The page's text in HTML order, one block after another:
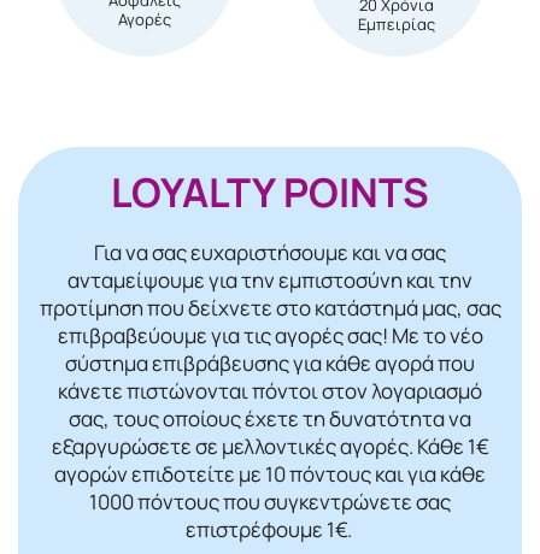
Αγορές
20 Χρόνια
Εμπειρίας
LOYALTY POINTS
Για να σας ευχαριστήσουμε και να σας
ανταμείψουμε για την εμπιστοσύνη και την
προτίμηση που δείχνετε στο κατάστημά μας, σας
επιβραβεύουμε για τις αγορές σας! Mε το νέο
σύστημα επιβράβευσης για κάθε αγορά που
κάνετε πιστώνονται πόντοι στον λογαριασμό
σας, τους οποίους έχετε τη δυνατότητα να
εξαργυρώσετε σε μελλοντικές αγορές. Κάθε 1€
αγορών επιδοτείτε με 10 πόντους και για κάθε
1000 πόντους που συγκεντρώνετε σας
επιστρέφουμε 1€.